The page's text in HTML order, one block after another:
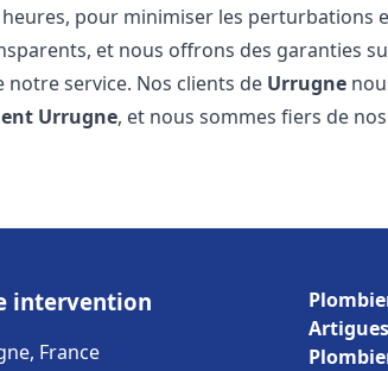
pour minimiser les perturbations
et nous offrons des garanties
notre service. Nos clients de Urrugne
Urrugne, et nous sommes fiers de
intervention
France